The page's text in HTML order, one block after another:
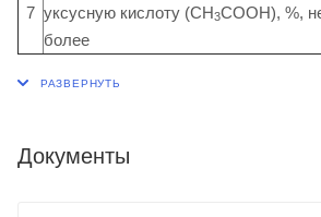
7 уксусную кислоту (СН3СООН), %,
более
Документы